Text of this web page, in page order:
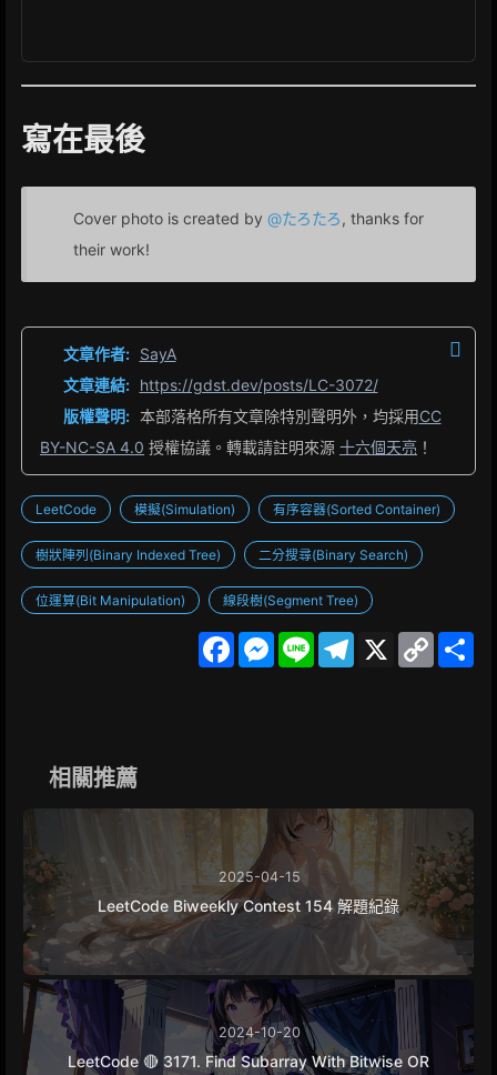
寫在最後
Cover photo is created by @たろたろ, thanks for
their work!
文章作者: SayA
文章連結: https://gdst.dev/posts/LC-3072/
版權聲明: 本部落格所有文章除特別聲明外，均採用CC
BY-NC-SA 4.0 授權協議。轉載請註明來源 十六個天亮 ！
LeetCode 模擬(Simulation) 有序容器(Sorted Container)
樹狀陣列(Binary Indexed Tree) 二分搜尋(Binary Search)
位運算(Bit Manipulation) 線段樹(Segment Tree)
F
M
L
X
C
相關推薦
2025-04-15
LeetCode Biweekly Contest 154 解題紀錄
2024-10-20
LeetCode 🔴 3171. Find Subarray With Bitwise OR